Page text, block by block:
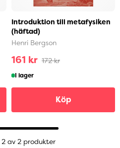
Introduktion till metafysiken
(häftad)
Henri Bergson
161 kr 172 kr
I lager
Köp
av 2 produkter